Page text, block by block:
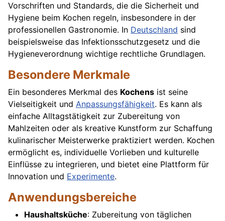
Vorschriften und Standards, die die Sicherheit und
Hygiene beim Kochen regeln, insbesondere in der
professionellen Gastronomie. In Deutschland sind
beispielsweise das Infektionsschutzgesetz und die
Hygieneverordnung wichtige rechtliche Grundlagen.
Besondere Merkmale
Ein besonderes Merkmal des Kochens ist seine
Vielseitigkeit und Anpassungsfähigkeit. Es kann als
einfache Alltagstätigkeit zur Zubereitung von
Mahlzeiten oder als kreative Kunstform zur Schaffung
kulinarischer Meisterwerke praktiziert werden. Kochen
ermöglicht es, individuelle Vorlieben und kulturelle
Einflüsse zu integrieren, und bietet eine Plattform für
Innovation und Experimente.
Anwendungsbereiche
Haushaltsküche: Zubereitung von täglichen